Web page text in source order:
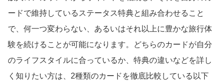
ードで維持しているステータス特典と組み合わせること
で、何一つ変わらない、あるいはそれ以上に豊かな旅行体
験を続けることが可能になります。どちらのカードが自分
のライフスタイルに合っているか、特典の違いなどを詳し
く知りたい方は、2種類のカードを徹底比較している以下